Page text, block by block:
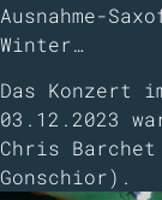
Ausnahme-
Winter…
Das Konzert
03.12.2023
Chris Barchet
Gonschior).